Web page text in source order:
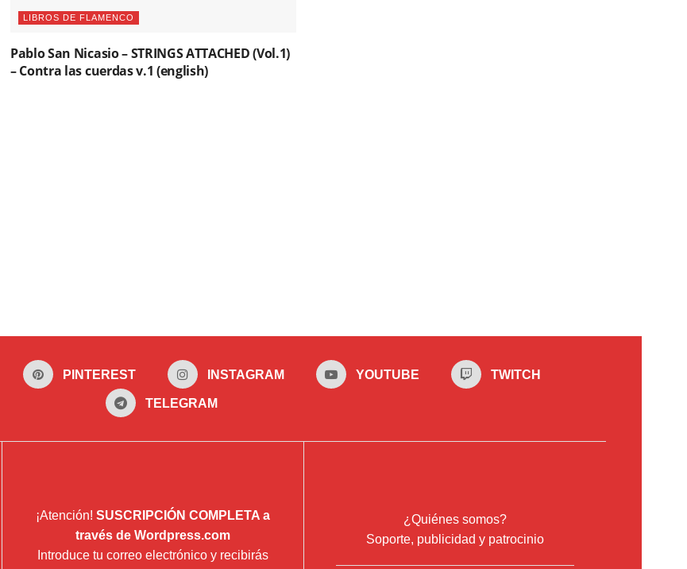
LIBROS DE FLAMENCO
Pablo San Nicasio – STRINGS ATTACHED (Vol.1)
– Contra las cuerdas v.1 (english)
PINTEREST INSTAGRAM YOUTUBE TWITCH
TELEGRAM
¡Atención! SUSCRIPCIÓN COMPLETA a
través de Wordpress.com
Introduce tu correo electrónico y recibirás
¿Quiénes somos?
Soporte, publicidad y patrocinio